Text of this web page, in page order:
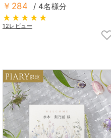
￥284 / 4名様分
12レビュー